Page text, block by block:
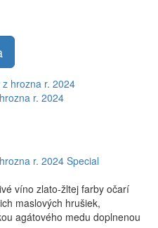
r. 2024
r. 2024Special
víno zlato-žltej farby očarí
maslových hrušiek,
agátového medu doplnenou